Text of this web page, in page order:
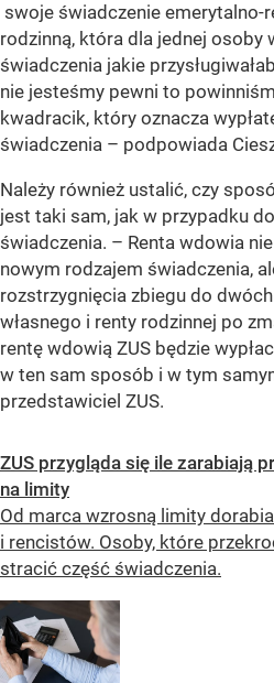
swoje świadczenie emerytalno-
rodzinną, która dla jednej osoby
świadczenia jakie
nie jesteśmy pewni to
kwadracik, który oznacza
świadczenia – podpowiada
Należy również ustalić, czy
jest taki sam, jak w przypadku
świadczenia. – Renta wdowia
nowym rodzajem świadczenia,
rozstrzygnięcia zbiegu do
własnego i renty rodzinnej po
rentę wdowią ZUS będzie
w ten sam sposób i w tym
przedstawiciel ZUS.
ZUS przygląda się ile zarabiają
na limity
Od marca wzrosną limity
i rencistów. Osoby, które
stracić część świadczenia.